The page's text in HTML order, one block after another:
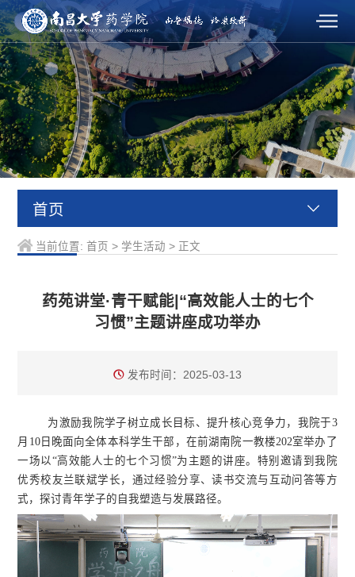
首页
当前位置: 首页 > 学生活动 > 正文
药苑讲堂·青干赋能|“高效能人士的七个
习惯”主题讲座成功举办
发布时间：2025-03-13
为激励我院学子树立成长目标、提升核心竞争力，我院于3
月10日晚面向全体本科学生干部，在前湖南院一教楼202室举办了
一场以“高效能人士的七个习惯”为主题的讲座。特别邀请到我院
优秀校友兰联斌学长，通过经验分享、读书交流与互动问答等方
式，探讨青年学子的自我塑造与发展路径。